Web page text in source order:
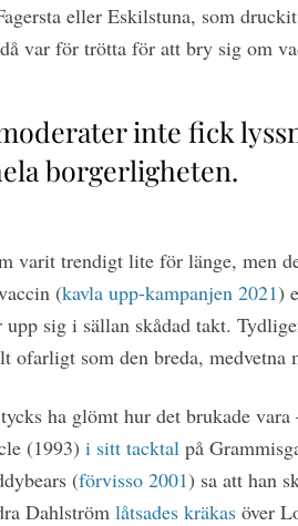
eller Eskilstuna, som
var för trötta för att bry sig om
inte fick
borgerligheten.
varit trendigt lite för länge, men
(kavla upp-kampanjen 2021)
upp sig i sällan skådad takt.
som den breda, medvetna
ha glömt hur det brukade vara
(1993) i sitt tacktal på
(förvisso 2001) sa att han
Dahlström låtsades kräkasöver